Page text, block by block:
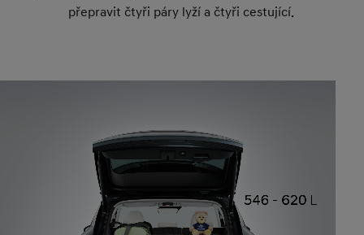
přepravit čtyři páry lyží a čtyři cestující.